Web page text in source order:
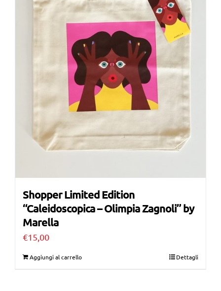
Shopper Limited Edition
“Caleidoscopica – Olimpia Zagnoli” by
Marella
€15,00
Aggiungi al carrello Dettagli